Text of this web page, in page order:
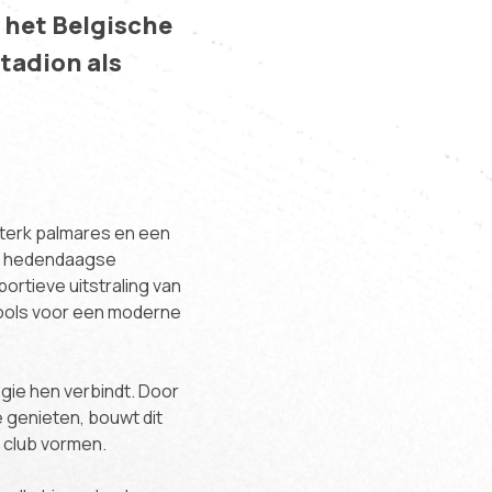
Belgische
als
palmares en een
uitstraling van
voor een moderne
hen verbindt. Door
genieten, bouwt dit
vormen.